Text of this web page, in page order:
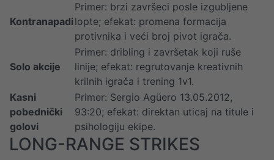
Kontranapadi
Primer: brzi završeci posle izgubljene
lopte; efekat: promena formacija
protivnika i veći broj pivot igrača.
Solo akcije
Primer: dribling i završetak koji ruše
linije; efekat: regrutovanje kreativnih
krilnih igrača i trening 1v1.
Kasni
pobednički
golovi
Primer: Sergio Agüero 13.05.2012,
93:20; efekat: direktan uticaj na titule i
psihologiju ekipe.
LONG-RANGE STRIKES